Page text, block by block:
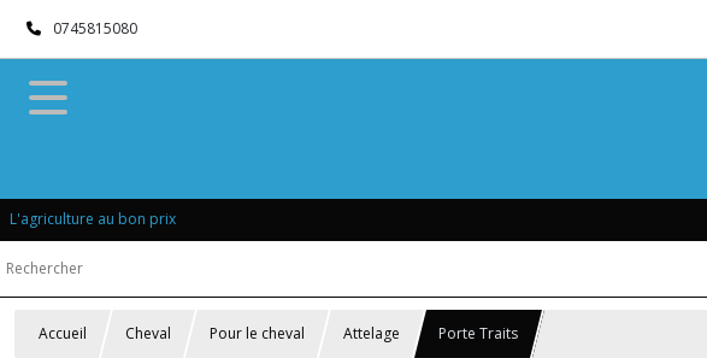
0745815080
L'agriculture au bon prix
Accueil Cheval Pour le cheval Attelage Porte Traits